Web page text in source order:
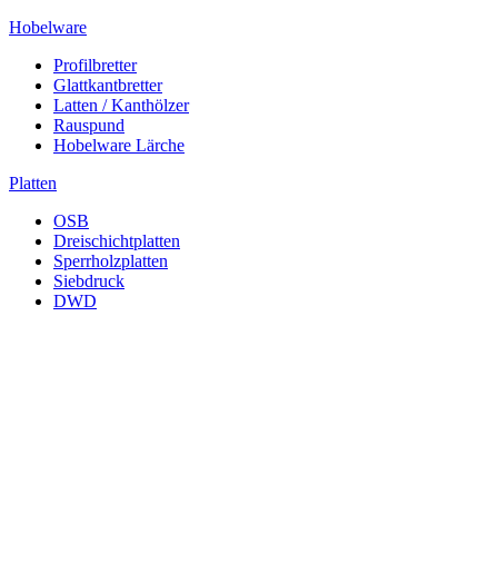
Hobelware
Profilbretter
Glattkantbretter
Latten / Kanthölzer
Rauspund
Hobelware Lärche
Platten
OSB
Dreischichtplatten
Sperrholzplatten
Siebdruck
DWD